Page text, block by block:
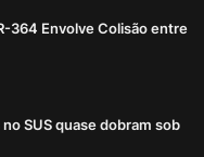
364 Envolve Colisão entre
SUS quase dobram sob